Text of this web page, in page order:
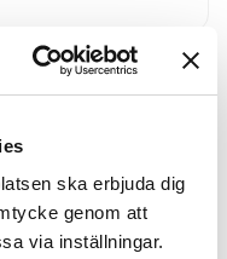
ska erbjuda dig
genom att
via inställningar.